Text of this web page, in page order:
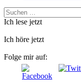
Suchen
nach:
Ich lese jetzt
Ich höre jetzt
Folge mir auf: